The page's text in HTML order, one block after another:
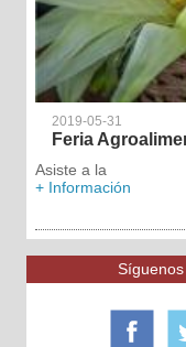
2019-05-31
Feria
Asiste a la
+ Información